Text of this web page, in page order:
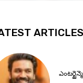
ARTICLES